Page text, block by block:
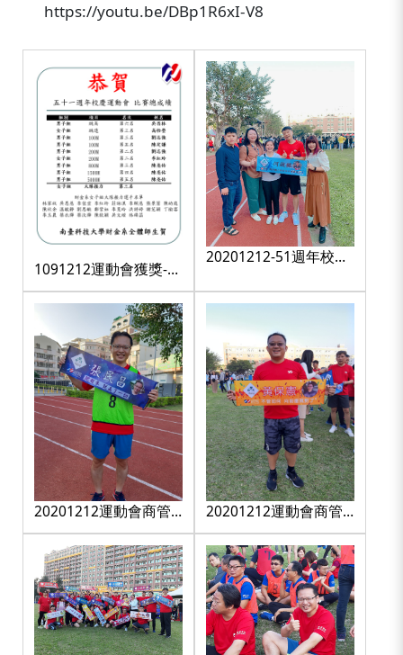
https://youtu.be/DBp1R6xI-V8
1091212運動會獲獎-海
報
20201212-51週年校慶
20201212運動會商管
學院大隊接力
_201212_11
20201212運動會商管
學院大隊接力
_201212_13